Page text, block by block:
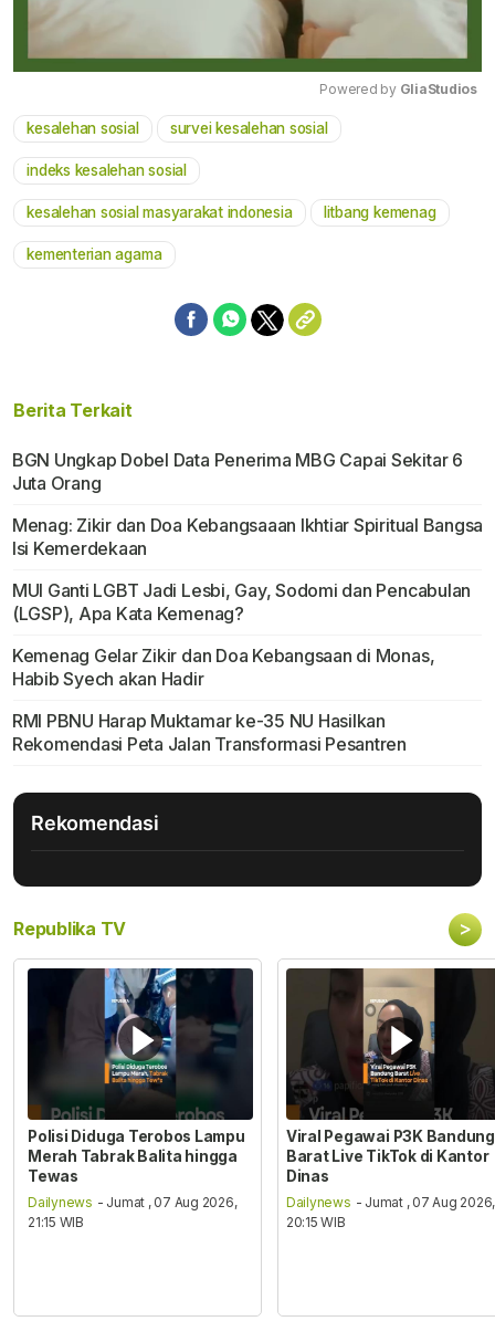
Powered by GliaStudios
kesalehan sosial survei kesalehan sosial
indeks kesalehan sosial
kesalehan sosial masyarakat indonesia litbang kemenag
kementerian agama
Berita Terkait
BGN Ungkap Dobel Data Penerima MBG Capai Sekitar 6
Juta Orang
Menag: Zikir dan Doa Kebangsaaan Ikhtiar Spiritual Bangsa
Isi Kemerdekaan
MUI Ganti LGBT Jadi Lesbi, Gay, Sodomi dan Pencabulan
(LGSP), Apa Kata Kemenag?
Kemenag Gelar Zikir dan Doa Kebangsaan di Monas,
Habib Syech akan Hadir
RMI PBNU Harap Muktamar ke-35 NU Hasilkan
Rekomendasi Peta Jalan Transformasi Pesantren
Rekomendasi
Republika TV >
Polisi Diduga Terobos Lampu
Merah Tabrak Balita hingga
Tewas
Dailynews - Jumat , 07 Aug 2026,
21:15 WIB
Viral Pegawai P3K Bandung
Barat Live TikTok di Kantor
Dinas
Dailynews - Jumat , 07 Aug 2026,
20:15 WIB